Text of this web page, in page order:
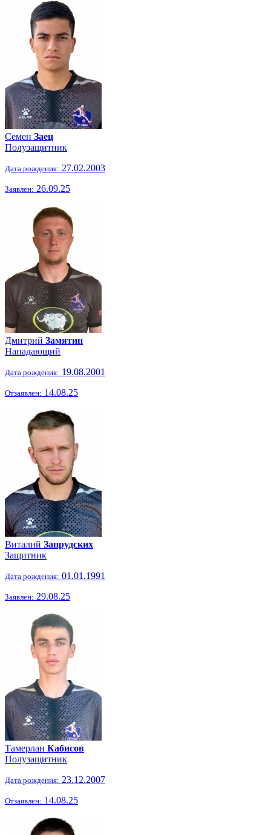
Семен Заец
Полузащитник
Дата рождения: 27.02.2003
Заявлен: 26.09.25
Дмитрий Замятин
Нападающий
Дата рождения: 19.08.2001
Отзаявлен: 14.08.25
Виталий Запрудских
Защитник
Дата рождения: 01.01.1991
Заявлен: 29.08.25
Тамерлан Кабисов
Полузащитник
Дата рождения: 23.12.2007
Отзаявлен: 14.08.25